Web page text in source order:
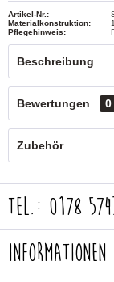
Artikel-Nr.:
Materialkonstruktion:
Pflegehinweis:
Beschreibung
Bewertungen 0
Zubehör
Tel.: 0178
Informationen